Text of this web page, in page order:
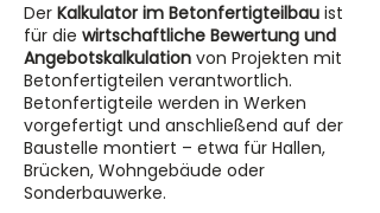
Der Kalkulator im Betonfertigteilbau ist
für die wirtschaftliche Bewertung und
Angebotskalkulation von Projekten mit
Betonfertigteilen verantwortlich.
Betonfertigteile werden in Werken
vorgefertigt und anschließend auf der
Baustelle montiert – etwa für Hallen,
Brücken, Wohngebäude oder
Sonderbauwerke.